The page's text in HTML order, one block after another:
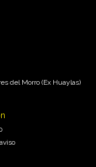
del Morro (Ex Huaylas)